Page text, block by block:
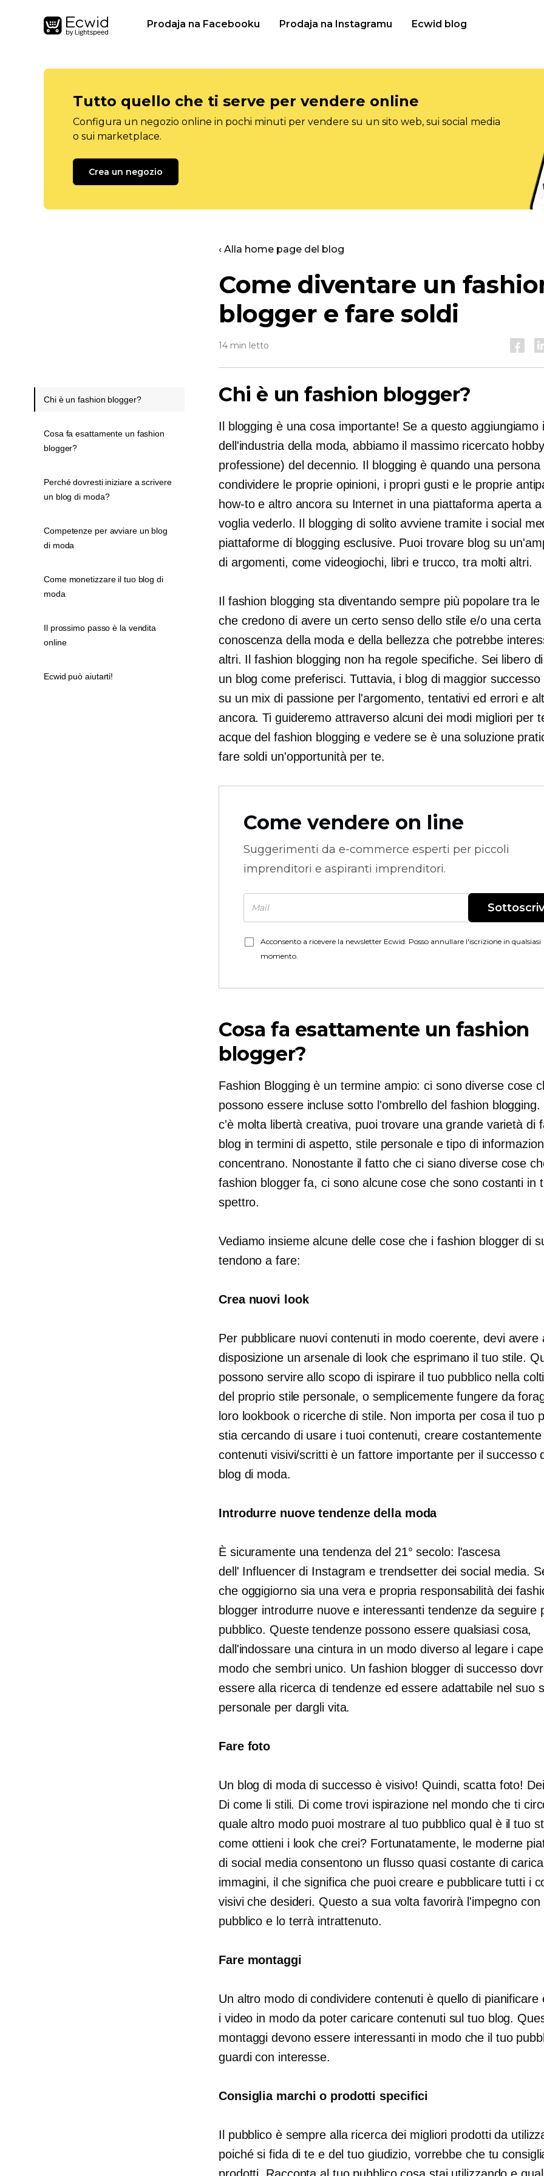
Prodaja na Facebooku Prodaja na Instagramu Ecwid blog
Tutto quello che ti serve per vendere online
Configura un negozio online in pochi minuti per vendere su un sito web, sui social media
o sui marketplace.
Crea un negozio
‹ Alla home page del blog
Come diventare un
blogger e fare soldi
14 min letto
Chi è un fashion blogger?
Il blogging è una cosa importante! Se a questo aggiungiamo
dell'industria della moda, abbiamo il massimo ricercato
professione) del decennio. Il blogging è quando una persona
condividere le proprie opinioni, i propri gusti e le proprie
how-toe altro ancora su Internet in una piattaforma aperta a
voglia vederlo. Il blogging di solito avviene tramite i social
piattaforme di blogging esclusive. Puoi trovare blog su
di argomenti, come videogiochi, libri e trucco, tra molti altri.
Il fashion blogging sta diventando sempre più popolare tra le
che credono di avere un certo senso dello stile e/o una certa
conoscenza della moda e della bellezza che potrebbe
altri. Il fashion blogging non ha regole specifiche. Sei libero
un blog come preferisci. Tuttavia, i blog di maggior successo
su un mix di passione per l'argomento, tentativi ed errori e
ancora. Ti guideremo attraverso alcuni dei modi migliori per
acque del fashion blogging e vedere se è una soluzione
fare soldi un'opportunità per te.
Come vendere on line
Suggerimenti da e-commerce esperti per piccoli
imprenditori e aspiranti imprenditori.
Acconsento a ricevere la newsletter Ecwid. Posso annullare l'iscrizione in qualsiasi
momento.
Cosa fa esattamente un fashion
blogger?
Fashion Blogging è un termine ampio: ci sono diverse cose
possono essere incluse sotto l'ombrello del fashion blogging.
c'è molta libertà creativa, puoi trovare una grande varietà di
blog in termini di aspetto, stile personale e tipo di
concentrano. Nonostante il fatto che ci siano diverse cose
fashion blogger fa, ci sono alcune cose che sono costanti in
spettro.
Vediamo insieme alcune delle cose che i fashion blogger di
tendono a fare:
Crea nuovi look
Per pubblicare nuovi contenuti in modo coerente, devi avere
disposizione un arsenale di look che esprimano il tuo stile.
possono servire allo scopo di ispirare il tuo pubblico nella
del proprio stile personale, o semplicemente fungere da
loro lookbook o ricerche di stile. Non importa per cosa il tuo
stia cercando di usare i tuoi contenuti, creare costantemente
contenuti visivi/scritti è un fattore importante per il successo
blog di moda.
Introdurre nuove tendenze della moda
È sicuramente una tendenza del 21° secolo: l'ascesa
dell' Influencer di Instagram e trendsetter dei social media.
che oggigiorno sia una vera e propria responsabilità dei
blogger introdurre nuove e interessanti tendenze da seguire
pubblico. Queste tendenze possono essere qualsiasi cosa,
dall'indossare una cintura in un modo diverso al legare i
modo che sembri unico. Un fashion blogger di successo
essere alla ricerca di tendenze ed essere adattabile nel suo
personale per dargli vita.
Fare foto
Un blog di moda di successo è visivo! Quindi, scatta foto!
Di come li stili. Di come trovi ispirazione nel mondo che ti
quale altro modo puoi mostrare al tuo pubblico qual è il tuo
come ottieni i look che crei? Fortunatamente, le moderne
di social media consentono un flusso quasi costante di
immagini, il che significa che puoi creare e pubblicare tutti i
visivi che desideri. Questo a sua volta favorirà l'impegno con
pubblico e lo terrà intrattenuto.
Fare montaggi
Un altro modo di condividere contenuti è quello di pianificare
i video in modo da poter caricare contenuti sul tuo blog.
montaggi devono essere interessanti in modo che il tuo
guardi con interesse.
Consiglia marchi o prodotti specifici
Il pubblico è sempre alla ricerca dei migliori prodotti da
poiché si fida di te e del tuo giudizio, vorrebbe che tu
Chi è un fashion blogger?
Cosa fa esattamente un fashion
blogger?
Perché dovresti iniziare a scrivere
un blog di moda?
Competenze per avviare un blog
di moda
Come monetizzare il tuo blog di
moda
Il prossimo passo è la vendita
online
Ecwid può aiutarti!